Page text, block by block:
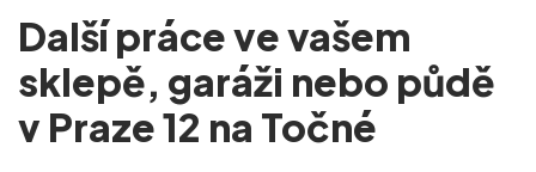
Další práce ve vašem
sklepě, garáži nebo půdě
v Praze 12 na Točné